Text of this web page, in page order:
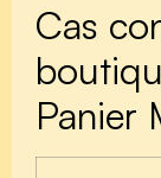
Cas
Panier